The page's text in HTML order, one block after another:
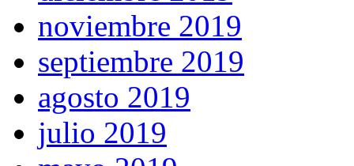
noviembre 2019
septiembre 2019
agosto 2019
julio 2019